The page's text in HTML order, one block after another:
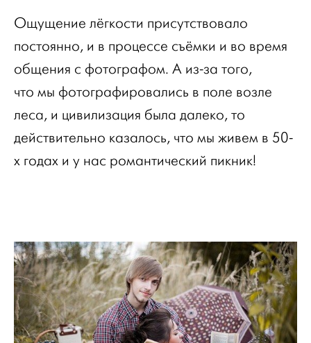
Ощущение лёгкости присутствовало
постоянно, и в процессе съёмки и во время
общения с фотографом. А из-за того,
что мы фотографировались в поле возле
леса, и цивилизация была далеко, то
действительно казалось, что мы живем в 50-
х годах и у нас романтический пикник!